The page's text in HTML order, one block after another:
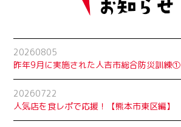
20260805
昨年9月に実施された人吉市総合防災訓練①
20260722
人気店を食レポで応援！【熊本市東区編】